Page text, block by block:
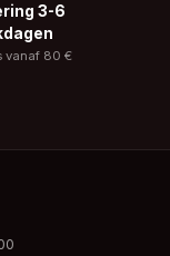
3-6
vanaf 80 €